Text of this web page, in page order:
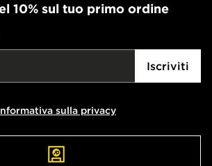
10% sul tuo primo ordine
Iscriviti
sulla privacy